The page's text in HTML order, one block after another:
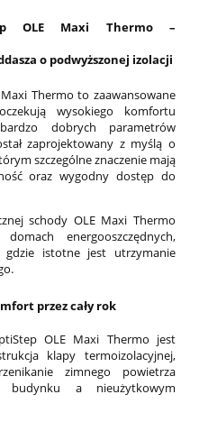
OLE Maxi Thermo –
o podwyższonej izolacji
Thermo to zaawansowane
wysokiego komfortu
dobrych parametrów
zaprojektowany z myślą o
szczególne znaczenie mają
oraz wygodny dostęp do
schody OLE Maxi Thermo
energooszczędnych,
gdzie istotne jest utrzymanie
przez cały rok
OLE Maxi Thermo jest
klapy termoizolacyjnej,
zimnego powietrza
budynku a nieużytkowym